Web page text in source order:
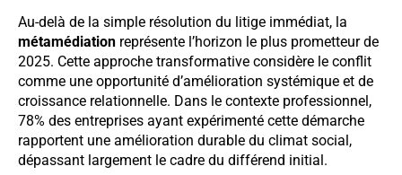
Au-delà de la simple résolution du litige immédiat, la
métamédiation représente l’horizon le plus prometteur de
2025. Cette approche transformative considère le conflit
comme une opportunité d’amélioration systémique et de
croissance relationnelle. Dans le contexte professionnel,
78% des entreprises ayant expérimenté cette démarche
rapportent une amélioration durable du climat social,
dépassant largement le cadre du différend initial.